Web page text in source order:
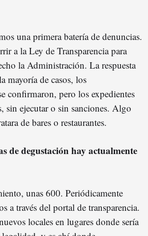
una primera batería de denuncias.
a la Ley de Transparencia para
la Administración. La respuesta
mayoría de casos, los
confirmaron, pero los expedientes
sin ejecutar o sin sanciones. Algo
de bares o restaurantes.
de degustación hay actualmente
unas 600. Periódicamente
a través del portal de transparencia.
locales en lugares donde sería